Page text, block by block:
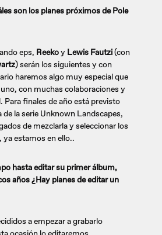
son los planes próximos de Pole
eps, Reekoy Lewis Fautzi(con
) serán los siguientes y con
haremos algo muy especial que
con muchas colaboraciones y
finales de año está previsto
de la serie Unknown Landscapes,
de mezclarla y seleccionar los
estamos en ello..
hasta editar su primer álbum,
años ¿Hay planes de editar un
a empezar a grabarlo